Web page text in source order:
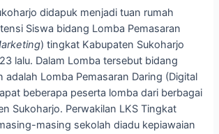
didapuk menjadi tuan rumah
Siswa bidang Lomba Pemasaran
) tingkat Kabupaten Sukoharjo
lalu. Dalam Lomba tersebut bidang
adalah Lomba Pemasaran Daring (Digital
beberapa peserta lomba dari berbagai
Sukoharjo. Perwakilan LKS Tingkat
masing sekolah diadu kepiawaian